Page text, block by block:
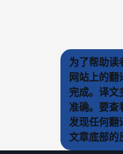
为了帮助读
网站上的翻
完成。译文
准确。要查
发现任何翻
文章底部的